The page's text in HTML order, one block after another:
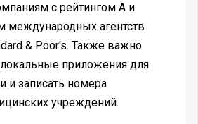
с рейтингом A и
агентств
& Poor's. Также важно
локальные приложения для
и записать номера
учреждений.